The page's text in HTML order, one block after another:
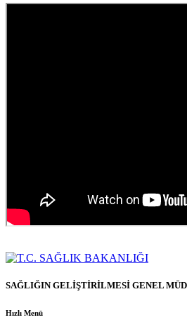
SAĞLIĞIN GELİŞTİRİLMESİ GENEL
Hızlı Menü